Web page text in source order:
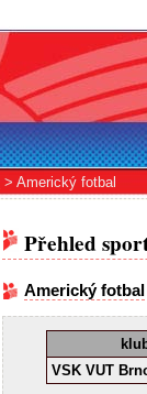
> Americký fotbal
Přehled
Americký fotbal
VSK VUT